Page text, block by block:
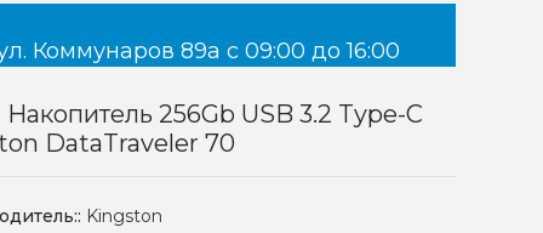
Коммунаров 89а с 09:00 до 16:00
256Gb USB 3.2 Type-C
DataTraveler 70
Kingston